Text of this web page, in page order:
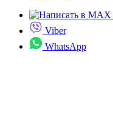
Viber
WhatsApp